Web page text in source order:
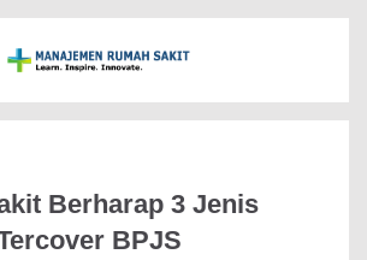
Berharap 3 Jenis
BPJS